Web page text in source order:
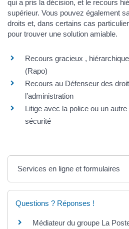
qui a pris la décision, et le recours
supérieur. Vous pouvez également
droits et, dans certains cas
pour trouver une solution amiable.
Recours gracieux ,
(Rapo)
Recours au Défenseur des
l’administration
Litige avec la police ou un
sécurité
Services en ligne et formulaires
Questions ? Réponses !
Médiateur du groupe La